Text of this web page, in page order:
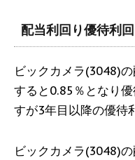
配当利回り優待利
ビックカメラ(3048)
すると0.85％となり
すが3年目以降の優待
ビックカメラ(3048)